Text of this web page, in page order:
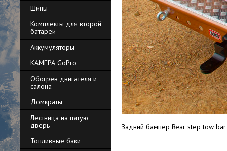
Шины
Комплекты для второй
батареи
Аккумуляторы
КАМЕРА GoPro
Обогрев двигателя и
салона
Домкраты
Лестница на пятую
дверь
Топливные баки
Задний бампер Rear step tow bar